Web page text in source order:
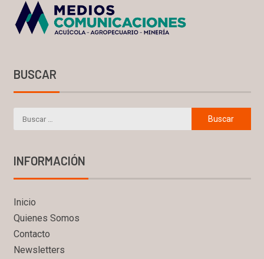
BUSCAR
INFORMACIÓN
Inicio
Quienes Somos
Contacto
Newsletters